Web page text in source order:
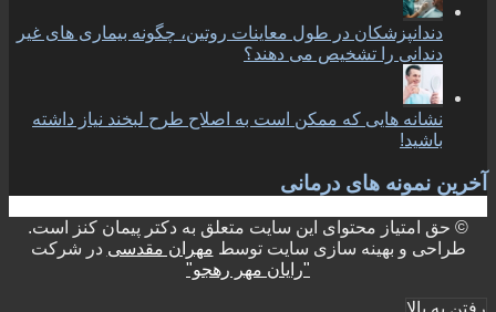
دندانپزشکان در طول معاینات روتین، چگونه بیماری های غیر
دندانی را تشخیص می دهند؟
نشانه هایی که ممکن است به اصلاح طرح لبخند نیاز داشته
باشید!
آخرین نمونه های درمانی
© حق امتیاز محتوای این سایت متعلق به دکتر پیمان کنز است.
طراحی و بهینه سازی سایت توسط مهران مقدسی در شرکت
"رایان مهر رهجو"
رفتن به بالا